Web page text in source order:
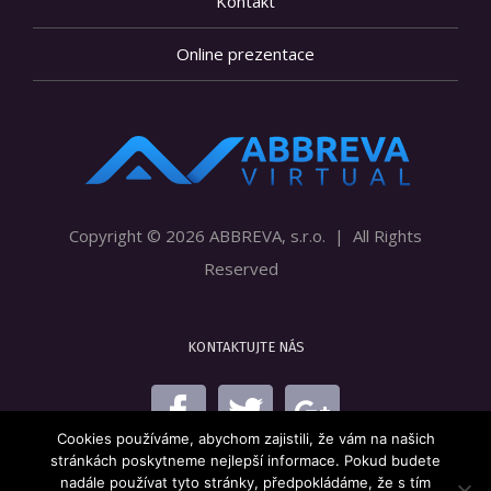
Online prezentace
Copyright © 2026 ABBREVA, s.r.o. | All Rights
Reserved
KONTAKTUJTE NÁS
Cookies používáme, abychom zajistili, že vám na našich
stránkách poskytneme nejlepší informace. Pokud budete
nadále používat tyto stránky, předpokládáme, že s tím